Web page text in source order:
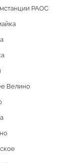
РАОС
Велино
обычные
больших